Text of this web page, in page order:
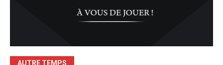
AUTRE TEMPS